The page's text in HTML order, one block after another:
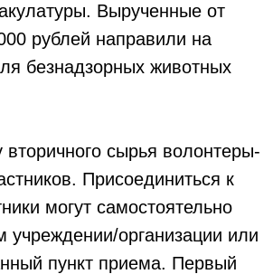
Вырученные от
рублей направили на
безнадзорных животных
сырья волонтеры-
Присоединиться к
могут самостоятельно
учреждении/организации или
пункт приема. Первый